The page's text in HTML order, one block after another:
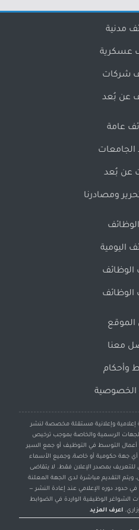
مدنية
عسكرية
شركات
عن بُعد
عامة
الجامعات
عن بُعد
ومصادرنا
اليومية
الوظائف
الوظائف
الموقع
معنا
وأحكام
وإعلانية مستقلة مخصصة لنشر
الجهات الرسمية والخاصة بموجب ترخيص
أعمال التوسط في التوظيف أو جمع السير
أي جهة حكومية أو خاصة، وجميع الأسماء
بمصدر الإعلان فقط. لا يتقاضى
التقديم مباشرة لدى الجهة المعلنة
في حدود دوره الإعلامي عند إعادة النشر —
الشواغر الوظيفية الواردة في الضوابط
اعرف المزيد